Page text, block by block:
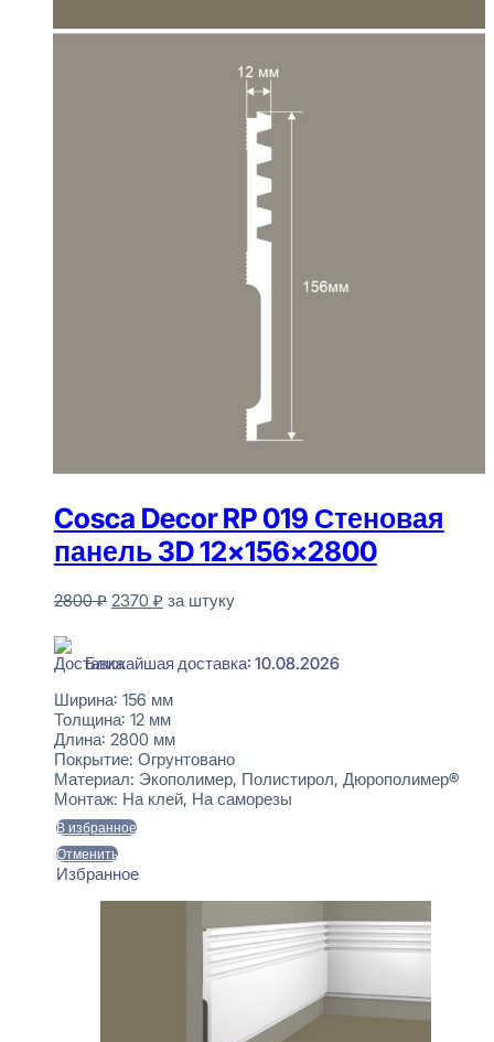
Cosca Decor RP 019 Стеновая
панель 3D 12x156x2800
2800₽ Первоначальная
2800 ₽.
2370 ₽Текущая
за штуку
Ближайшая доставка: 10.08.2026
Ширина: 156 мм
Толщина: 12 мм
Длина: 2800 мм
Покрытие: Огрунтовано
Материал: Экополимер, Полистирол, Дюрополимер®
Монтаж: На клей, На саморезы
В избранное
Отменить
Избранное